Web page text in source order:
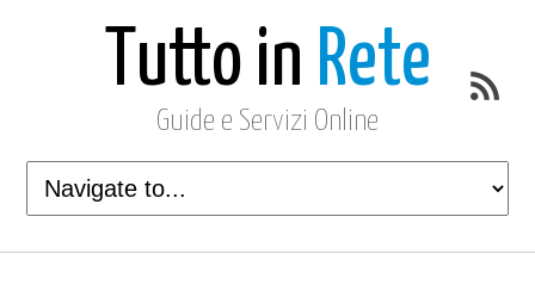
Tutto in Rete
Guide e Servizi Online